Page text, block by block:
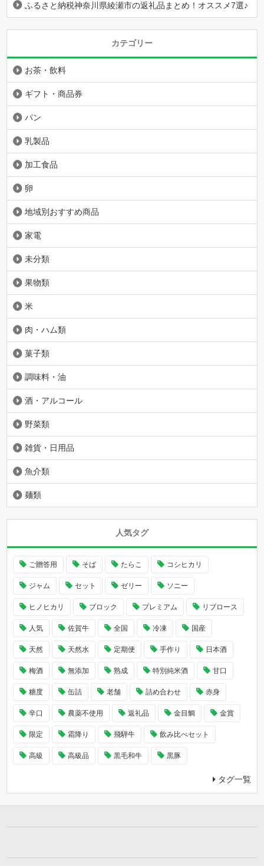
ふるさと納税神奈川県綾瀬市の返礼品まとめ！オススメ7選♪
カテゴリー
お茶・飲料
ギフト・商品券
パン
乳製品
加工食品
卵
地域別おすすめ商品
家電
未分類
果物類
米
肉・ハム類
菓子類
調味料・油
酒・アルコール
野菜類
雑貨・日用品
魚介類
麺類
人気タグ
ご贈答用 そば たらこ コシヒカリ
ジャム セット ゼリー ソニー
ヒノヒカリ ブロック プレミアム リブロース
人気 佐賀牛 全国 冷凍 国産
天然 天然水 定期便 手作り 日本酒
梅酒 無添加 熟成 特別純米酒 甘口
糖度 缶詰 老舗 詰め合わせ 赤身
辛口 農薬不使用 返礼品 金目鯛 金賞
限定 霜降り 飛騨牛 飲み比べセット
高級 高級品 黒毛和牛 黒豚
タグ一覧